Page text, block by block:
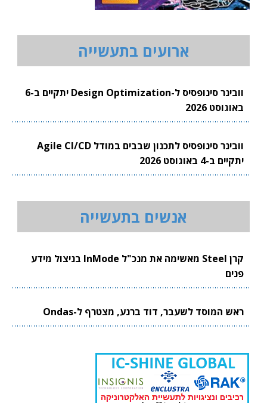
ארועים בתעשייה
וובינר סינופסיס ל-Design Optimization יתקיים ב-6
באוגוסט 2026
וובינר סינופסיס לתכנון שבבים במודל Agile CI/CD
יתקיים ב-4 באוגוסט 2026
אנשים בתעשייה
קרן Steel מאשימה את מנכ"ל InMode בניצול מידע
פנים
ראש המוסד לשעבר, דוד ברנע, מצטרף ל-Ondas